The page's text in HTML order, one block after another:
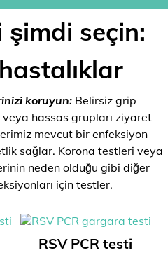
şimdi seçin:
koruyun:Belirsiz grip
hassas grupları ziyaret
mevcut bir enfeksiyon
sağlar. Korona testleri veya
neden olduğu gibi diğer
için testler.
RSV PCR testi